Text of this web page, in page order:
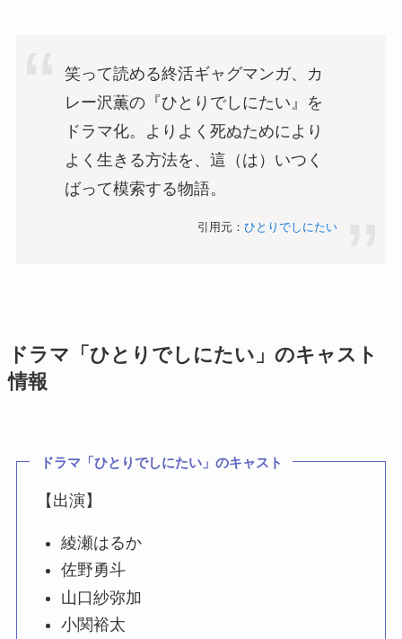
笑って読める終活ギャグマンガ、カ
レー沢薫の『ひとりでしにたい』を
ドラマ化。よりよく死ぬためにより
よく生きる方法を、這（は）いつく
ばって模索する物語。
引用元：ひとりでしにたい
ドラマ 「 ひとりでしにたい 」のキャスト
情報
ドラマ「ひとりでしにたい」のキャスト
【出演】
綾瀬はるか
佐野勇斗
山口紗弥加
小関裕太